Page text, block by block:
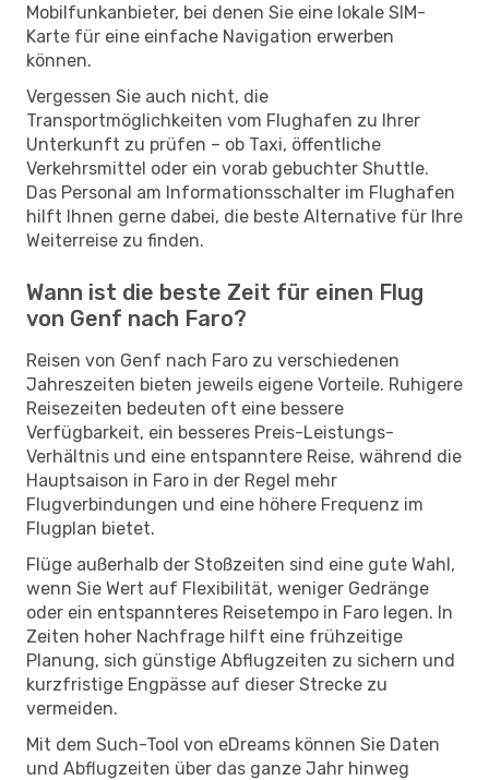
Mobilfunkanbieter, bei denen Sie eine lokale SIM-
Karte für eine einfache Navigation erwerben
können.
Vergessen Sie auch nicht, die
Transportmöglichkeiten vom Flughafen zu Ihrer
Unterkunft zu prüfen – ob Taxi, öffentliche
Verkehrsmittel oder ein vorab gebuchter Shuttle.
Das Personal am Informationsschalter im Flughafen
hilft Ihnen gerne dabei, die beste Alternative für Ihre
Weiterreise zu finden.
Wann ist die beste Zeit für einen Flug
von Genf nach Faro?
Reisen von Genf nach Faro zu verschiedenen
Jahreszeiten bieten jeweils eigene Vorteile. Ruhigere
Reisezeiten bedeuten oft eine bessere
Verfügbarkeit, ein besseres Preis-Leistungs-
Verhältnis und eine entspanntere Reise, während die
Hauptsaison in Faro in der Regel mehr
Flugverbindungen und eine höhere Frequenz im
Flugplan bietet.
Flüge außerhalb der Stoßzeiten sind eine gute Wahl,
wenn Sie Wert auf Flexibilität, weniger Gedränge
oder ein entspannteres Reisetempo in Faro legen. In
Zeiten hoher Nachfrage hilft eine frühzeitige
Planung, sich günstige Abflugzeiten zu sichern und
kurzfristige Engpässe auf dieser Strecke zu
vermeiden.
Mit dem Such-Tool von eDreams können Sie Daten
und Abflugzeiten über das ganze Jahr hinweg